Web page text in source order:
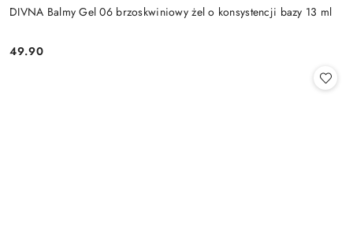
DIVNA Balmy Gel 06 brzoskwiniowy żel o konsystencji bazy 13 ml
Cena:
49.90